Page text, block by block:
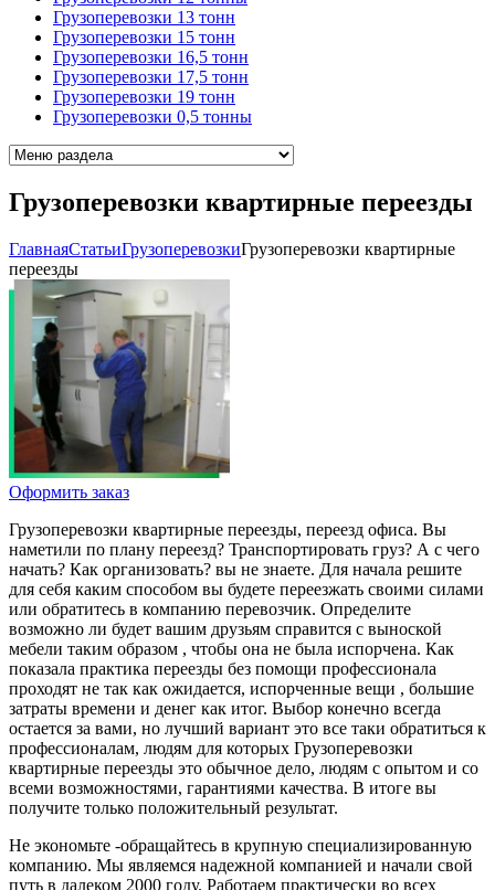
Грузоперевозки 13 тонн
Грузоперевозки 15 тонн
Грузоперевозки 16,5 тонн
Грузоперевозки 17,5 тонн
Грузоперевозки 19 тонн
Грузоперевозки 0,5 тонны
Грузоперевозки квартирные переезды
ГлавнаяCтатьиГрузоперевозкиГрузоперевозки квартирные
переезды
Оформить заказ
Грузоперевозки квартирные переезды, переезд офиса. Вы
наметили по плану переезд? Транспортировать груз? А с чего
начать? Как организовать? вы не знаете. Для начала решите
для себя каким способом вы будете переезжать своими силами
или обратитесь в компанию перевозчик. Определите
возможно ли будет вашим друзьям справится с выноской
мебели таким образом , чтобы она не была испорчена. Как
показала практика переезды без помощи профессионала
проходят не так как ожидается, испорченные вещи , большие
затраты времени и денег как итог. Выбор конечно всегда
остается за вами, но лучший вариант это все таки обратиться к
профессионалам, людям для которых Грузоперевозки
квартирные переезды это обычное дело, людям с опытом и со
всеми возможностями, гарантиями качества. В итоге вы
получите только положительный результат.
Не экономьте -обращайтесь в крупную специализированную
компанию. Мы являемся надежной компанией и начали свой
путь в далеком 2000 году. Работаем практически во всех